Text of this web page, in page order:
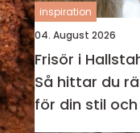
inspiration
04. August 2026
Frisör i
Så hittar du
för din stil